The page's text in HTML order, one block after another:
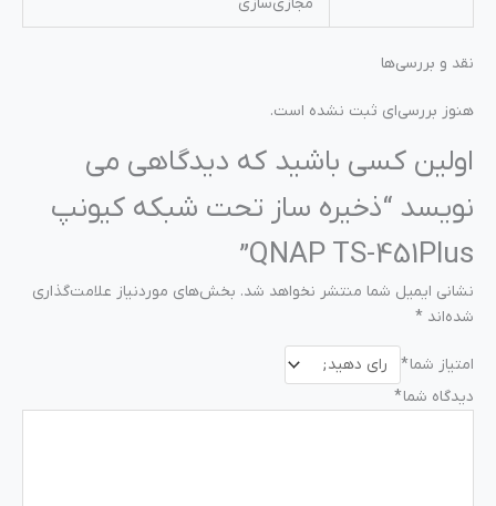
نقد و بررسی‌ها
هنوز بررسی‌ای ثبت نشده است.
اولین کسی باشید که دیدگاهی می
نویسد “ذخیره ساز تحت شبکه کیونپ
QNAP TS-451Plus”
نشانی ایمیل شما منتشر نخواهد شد. بخش‌های موردنیاز علامت‌گذاری
شده‌اند *
امتیاز شما*
دیدگاه شما*